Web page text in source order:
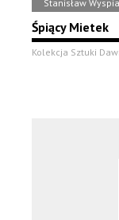
Stanisław
Śpiący Mietek
Kolekcja Sztuki